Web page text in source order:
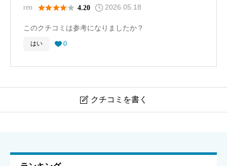
す。
ren  4.20 2026.05.18
このクチコミは参考になりましたか？
はい  0
 クチコミを書く